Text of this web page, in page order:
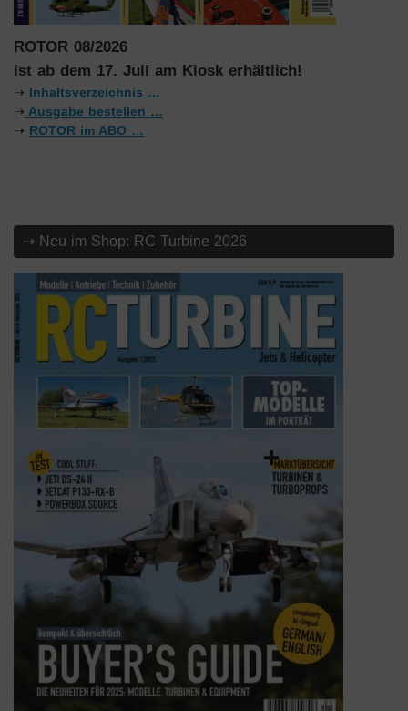
ROTOR 08/2026
ist ab dem 17. Juli am Kiosk erhältlich!
⇢ Inhaltsverzeichnis …
⇢ Ausgabe bestellen …
⇢ ROTOR im ABO …
⇢ Neu im Shop: RC Turbine 2026